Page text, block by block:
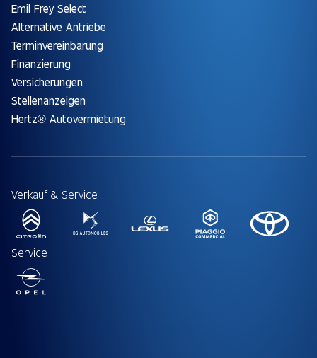
Emil Frey Select
Alternative Antriebe
Terminvereinbarung
Finanzierung
Versicherungen
Stellenanzeigen
Hertz® Autovermietung
Verkauf & Service
Service